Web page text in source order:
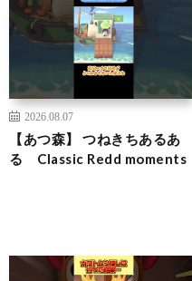
2026.08.07
【あつ森】 つねきちあるあ
る Classic Redd moments